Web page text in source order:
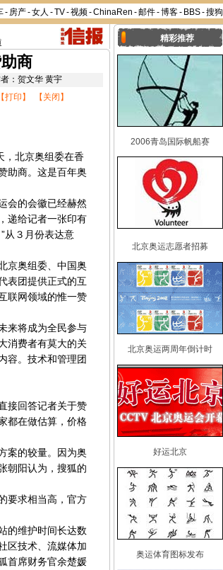
- 房产-女人 -TV-视频-ChinaRen -邮件-博客- BBS-搜狗
商
：贺文华 黄宇
打印 】 【 关闭 】
北京奥组委在香
助商。这是百年奥
会的会徽已经赫然
递给记者一张印有
从３月份表达意
京奥组委、中国奥
表团提供正式的互
联网领域的惟一赞
来将成为全民参与
消费者有莫大的关
容。技术和管理团
接回答记者关于赞
都在做估算，价格
案的较量。因为奥
朝阳认为，搜狐的
要求相当高，官方
的维护时间长达数
区技术、流媒体加
首席财务官余楚媛
精彩推荐
2006青岛国际帆船赛
北京奥运志愿者招募
北京奥运两周年倒计时
好运北京
奥运体育图标发布